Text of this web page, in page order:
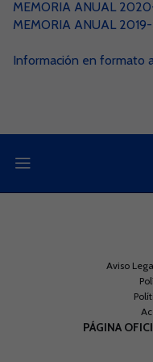
MEMORIA ANUAL
MEMORIA ANUAL
Información en formato
Aviso
PÁGINA